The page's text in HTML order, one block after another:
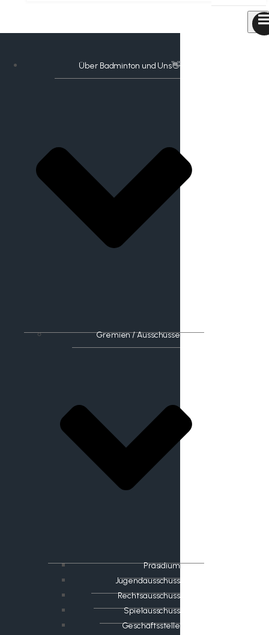
Über Badminton und Uns👋
Gremien / Ausschüsse
Präsidium
Jugendausschuss
Rechtsausschuss
Spielausschuss
Geschäftsstelle